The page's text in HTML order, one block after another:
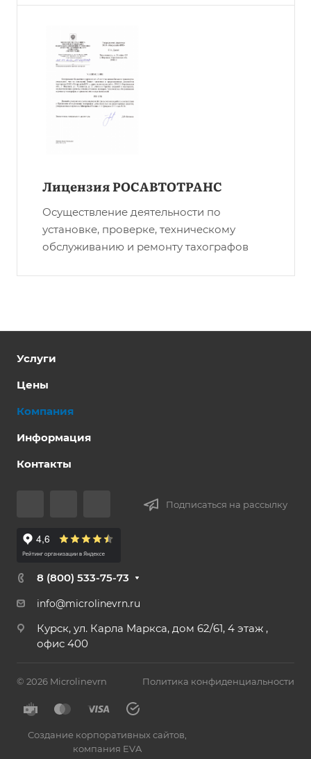
Лицензия РОСАВТОТРАНС
Осуществление деятельности по
установке, проверке, техническому
обслуживанию и ремонту тахографов
Услуги
Цены
Компания
Информация
Контакты
Подписаться на рассылку
8 (800) 533-75-73
info@microlinevrn.ru
Курск, ул. Карла Маркса, дом 62/61, 4 этаж ,
офис 400
© 2026 Microlinevrn Политика конфиденциальности
Создание корпоративных сайтов,
компания EVA